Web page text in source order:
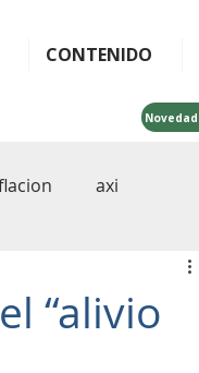
CONTENIDO
axi
“alivio